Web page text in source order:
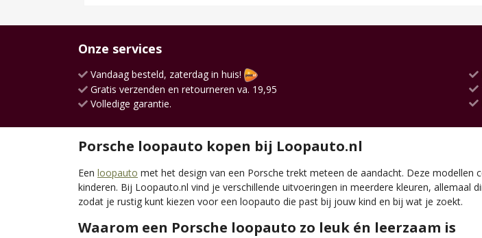
Onze services
Vandaag besteld, zaterdag in huis!
Gratis verzenden en retourneren va. 19,95
Volledige garantie.
Porsche loopauto kopen bij Loopauto.nl
Een loopauto met het design van een Porsche trekt meteen de aandacht. Deze
kinderen. Bij Loopauto.nl vind je verschillende uitvoeringen in meerdere kleuren, allemaal
zodat je rustig kunt kiezen voor een loopauto die past bij jouw kind en bij wat je zoekt.
Waarom een Porsche loopauto zo leuk én leerzaam is